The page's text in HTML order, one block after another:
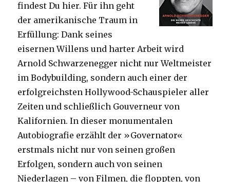
findest Du hier. Für ihn geht
der amerikanische Traum in
Erfüllung: Dank seines
eisernen Willens und harter Arbeit wird
Arnold Schwarzenegger nicht nur Weltmeister
im Bodybuilding, sondern auch einer der
erfolgreichsten Hollywood-Schauspieler aller
Zeiten und schließlich Gouverneur von
Kalifornien. In dieser monumentalen
Autobiografie erzählt der »Governator«
erstmals nicht nur von seinen großen
Erfolgen, sondern auch von seinen
Niederlagen – von Filmen, die floppten, von